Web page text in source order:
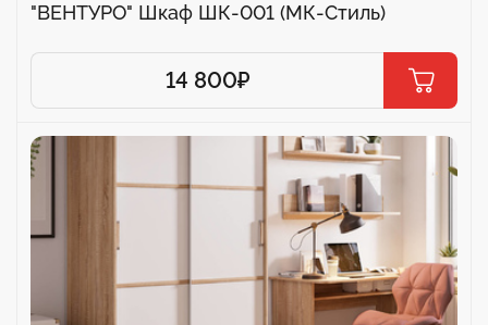
"ВЕНТУРО" Шкаф ШК-001 (МК-Стиль)
14 800₽